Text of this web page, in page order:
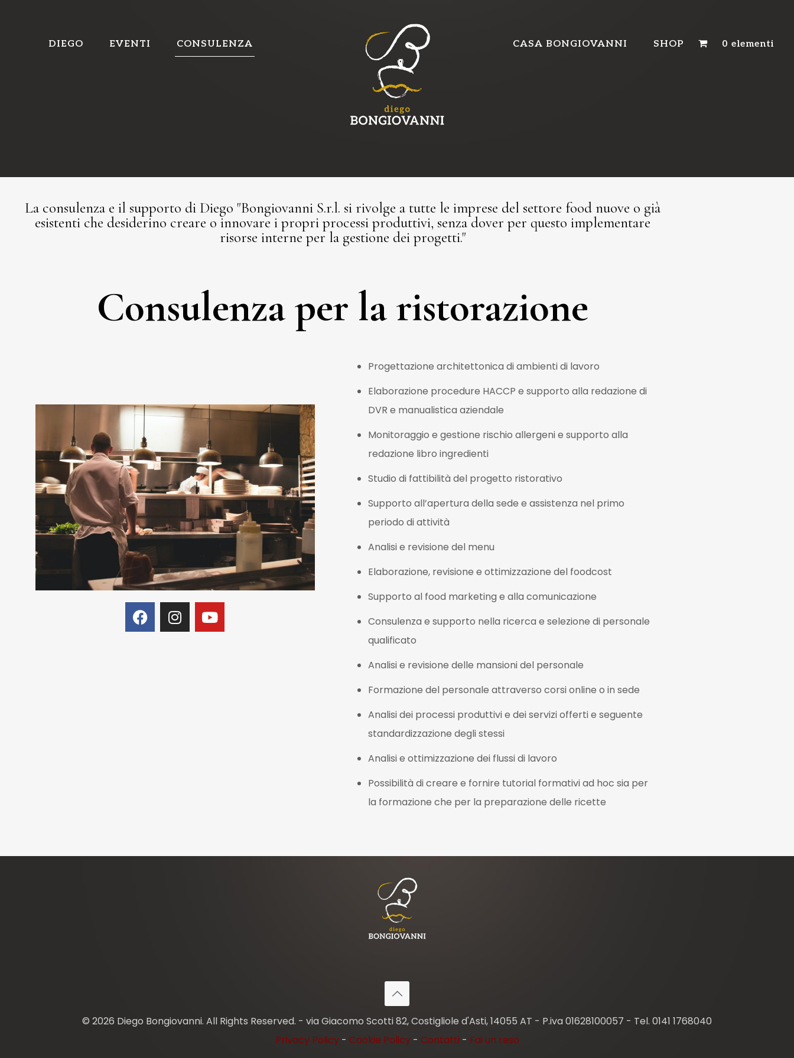
DIEGO EVENTI CONSULENZA CASA BONGIOVANNI SHOP 0 elementi
La consulenza e il supporto di Diego "Bongiovanni S.r.l. si rivolge a tutte le imprese del settore food nuove o già
esistenti che desiderino creare o innovare i propri processi produttivi, senza dover per questo implementare
risorse interne per la gestione dei progetti."
Consulenza per la ristorazione
Progettazione architettonica di ambienti di lavoro
Elaborazione procedure HACCP e supporto alla redazione di
DVR e manualistica aziendale
Monitoraggio e gestione rischio allergeni e supporto alla
redazione libro ingredienti
Studio di fattibilità del progetto ristorativo
Supporto all’apertura della sede e assistenza nel primo
periodo di attività
Analisi e revisione del menu
Elaborazione, revisione e ottimizzazione del foodcost
Supporto al food marketing e alla comunicazione
Consulenza e supporto nella ricerca e selezione di personale
qualificato
Analisi e revisione delle mansioni del personale
Formazione del personale attraverso corsi online o in sede
Analisi dei processi produttivi e dei servizi offerti e seguente
standardizzazione degli stessi
Analisi e ottimizzazione dei flussi di lavoro
Possibilità di creare e fornire tutorial formativi ad hoc sia per
la formazione che per la preparazione delle ricette
© 2026 Diego Bongiovanni. All Rights Reserved. - via Giacomo Scotti 82, Costigliole d'Asti, 14055 AT - P.iva 01628100057 - Tel. 0141 1768040
Privacy Policy- Cookie Policy- Contatti - Fai un reso